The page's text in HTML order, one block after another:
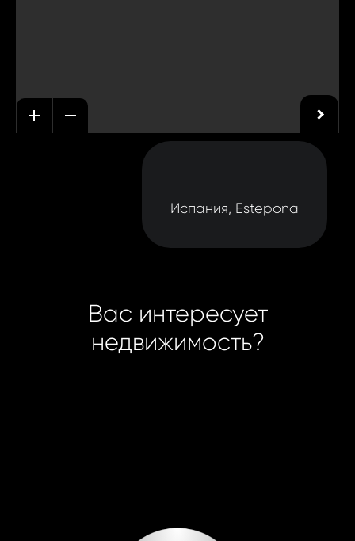
Испания, Estepona
Вас интересует
недвижимость?